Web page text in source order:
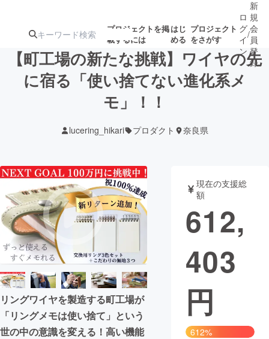
プロジェクトを掲
載するには
はじ
める
プロジェクト
をさがす
注目の新着プロ 募集終了が近いプ
テクノロジー・ガジェット
映像・映画 書籍・雑誌
ビジネス・起業 チャレンジ
まちづくり・地域活性化
CAMPFIRE for Social Good
CAMPFIRE Creation
ロ
グ
イ
ン
/
新
規
会
員
登
録
【町工場の新たな挑戦】ワイヤの先
に宿る「使い捨てない進化系メ
モ」！！
lucering_hikari プロダクト 奈良県
リングワイヤを製造する町工場が
「リングメモは使い捨て」という
世の中の意識を変える！高い機能
現在の支援総
額
612,
403
円
612%